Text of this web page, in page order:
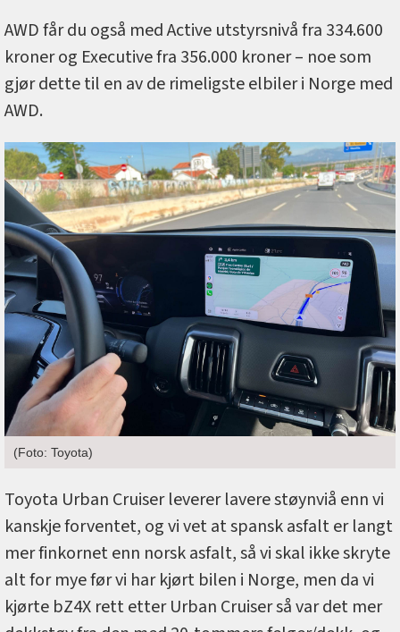
AWD får du også med Active utstyrsnivå fra 334.600
kroner og Executive fra 356.000 kroner – noe som
gjør dette til en av de rimeligste elbiler i Norge med
AWD.
(Foto: Toyota)
Toyota Urban Cruiser leverer lavere støynviå enn vi
kanskje forventet, og vi vet at spansk asfalt er langt
mer finkornet enn norsk asfalt, så vi skal ikke skryte
alt for mye før vi har kjørt bilen i Norge, men da vi
kjørte bZ4X rett etter Urban Cruiser så var det mer